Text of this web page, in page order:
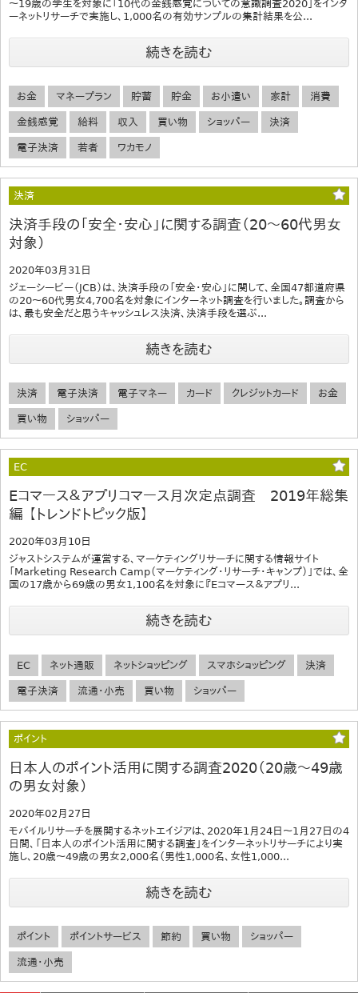
～19歳の学生を対象に「10代の金銭感覚についての意識調査2020」をインタ
ーネットリサーチで実施し、1,000名の有効サンプルの集計結果を公...
続きを読む
お金 マネープラン 貯蓄 貯金 お小遣い 家計 消費
金銭感覚 給料 収入 買い物 ショッパー 決済
電子決済 若者 ワカモノ
決済
決済手段の「安全・安心」に関する調査（20～60代男女
対象）
2020年03月31日
ジェーシービー（JCB）は、決済手段の「安全・安心」に関して、全国47都道府県
の20～60代男女4,700名を対象にインターネット調査を行いました。調査から
は、最も安全だと思うキャッシュレス決済、決済手段を選ぶ...
続きを読む
決済 電子決済 電子マネー カード クレジットカード お金
買い物 ショッパー
EC
Eコマース＆アプリコマース月次定点調査 2019年総集
編 【トレンドトピック版】
2020年03月10日
ジャストシステムが運営する、マーケティングリサーチに関する情報サイト
「Marketing Research Camp（マーケティング・リサーチ・キャンプ）」では、全
国の17歳から69歳の男女1,100名を対象に『Eコマース＆アプリ...
続きを読む
EC ネット通販 ネットショッピング スマホショッピング 決済
電子決済 流通・小売 買い物 ショッパー
ポイント
日本人のポイント活用に関する調査2020（20歳～49歳
の男女対象）
2020年02月27日
モバイルリサーチを展開するネットエイジアは、2020年1月24日～1月27日の4
日間、「日本人のポイント活用に関する調査」をインターネットリサーチにより実
施し、20歳～49歳の男女2,000名（男性1,000名、女性1,000...
続きを読む
ポイント ポイントサービス 節約 買い物 ショッパー
流通・小売